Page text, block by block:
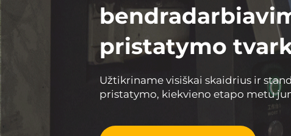
pristatymo
Užtikriname visiškai skaidrius ir
pristatymo, kiekvieno etapo metu